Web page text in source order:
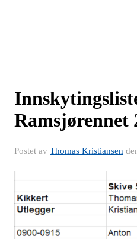
Ramsjørennet
Postet av Thomas Kristiansen